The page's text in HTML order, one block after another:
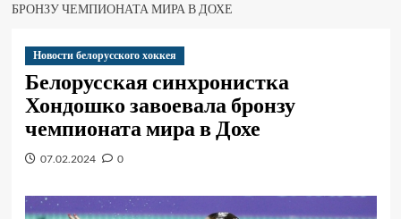
БРОНЗУ ЧЕМПИОНАТА МИРА В ДОХЕ
Новости белорусского хоккея
Белорусская синхронистка
Хондошко завоевала бронзу
чемпионата мира в Дохе
07.02.2024 0